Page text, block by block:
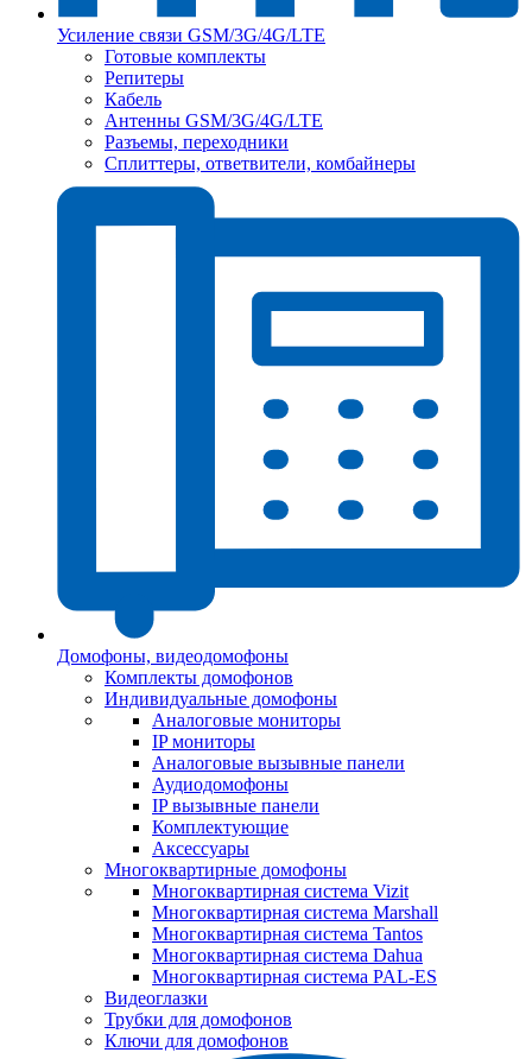
Усиление связи GSM/3G/4G/LTE
Готовые комплекты
Репитеры
Кабель
Антенны GSM/3G/4G/LTE
Разъемы, переходники
Сплиттеры, ответвители, комбайнеры
Домофоны, видеодомофоны
Комплекты домофонов
Индивидуальные домофоны
Аналоговые мониторы
IP мониторы
Аналоговые вызывные панели
Аудиодомофоны
IP вызывные панели
Комплектующие
Аксессуары
Многоквартирные домофоны
Многоквартирная система Vizit
Многоквартирная система Marshall
Многоквартирная система Tantos
Многоквартирная система Dahua
Многоквартирная система PAL-ES
Видеоглазки
Трубки для домофонов
Ключи для домофонов